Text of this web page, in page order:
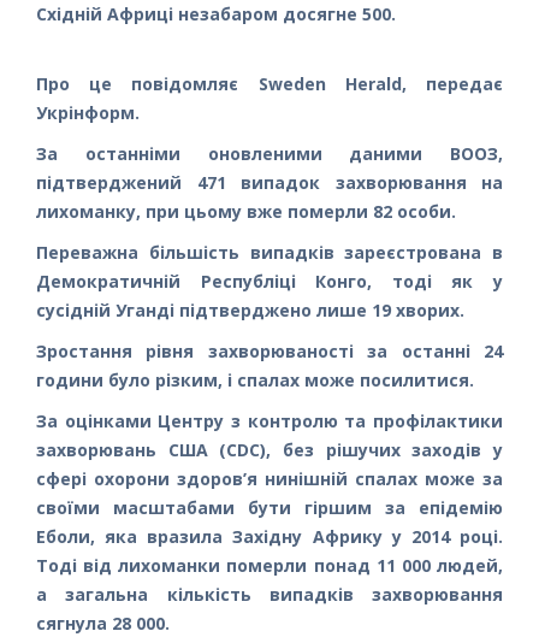
Східній Африці незабаром досягне 500.
Про це повідомляє Sweden Herald, передає
Укрінформ.
За останніми оновленими даними ВООЗ,
підтверджений 471 випадок захворювання на
лихоманку, при цьому вже померли 82 особи.
Переважна більшість випадків зареєстрована в
Демократичній Республіці Конго, тоді як у
сусідній Уганді підтверджено лише 19 хворих.
Зростання рівня захворюваності за останні 24
години було різким, і спалах може посилитися.
За оцінками Центру з контролю та профілактики
захворювань США (CDC), без рішучих заходів у
сфері охорони здоров’я нинішній спалах може за
своїми масштабами бути гіршим за епідемію
Еболи, яка вразила Західну Африку у 2014 році.
Тоді від лихоманки померли понад 11 000 людей,
а загальна кількість випадків захворювання
сягнула 28 000.